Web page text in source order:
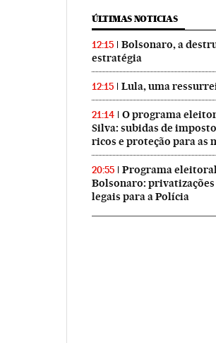
ÚLTIMAS NOTICIAS
12:15
Bolsonaro, a
estratégia
12:15 Lula, uma
21:14
O programa
Silva: subidas de
ricos e proteção para as
20:55
Programa
Bolsonaro:
legais para a Polícia